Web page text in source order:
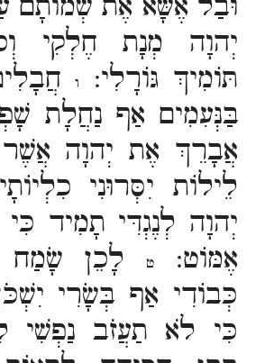
וּבַל אֶשָּׂא אֶת שְׁמוֹתָם
יְהוָה מְנָת חֶלְקִי
תּוֹמִיךְ גּוֹרָלִי:
ו
בַּנְּעִמִים אַף נַחֲלָת
אֲבָרֵךְ אֶת יְהוָה אֲשֶׁר
לֵילוֹת יִסְּרוּנִי
יְהוָה לְנֶגְדִּי תָמִיד כִּי
אֶמּוֹט:
טלָכֵן שָׂמַח
כְּבוֹדִי אַף בְּשָׂרִי
כִּי לֹא תַעֲזֹב נַפְשִׁי